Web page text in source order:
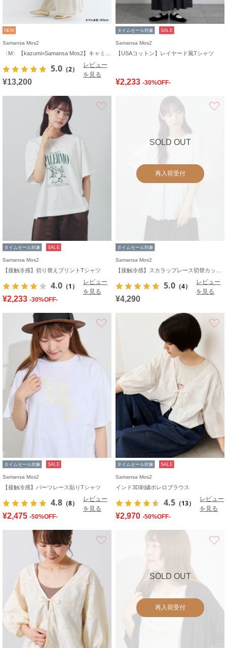
NEW
Samansa Mos2
5.0 （2）
レビュー
を見る
¥13,200
タイムセール対象 SALE
Samansa Mos2
【USAコットン】レイヤード風Tシャツ
¥2,233 -30%OFF-
タイムセール対象 SALE
Samansa Mos2
【接触冷感】切り替えプリントTシャツ
4.0 （1）
レビュー
を見る
¥2,233 -30%OFF-
SOLD OUT
再入荷受付
タイムセール対象
Samansa Mos2
5.0 （4）
レビュー
を見る
¥4,290
タイムセール対象 SALE
Samansa Mos2
【接触冷感】パーツレース貼りTシャツ
4.8 （8）
レビュー
を見る
¥2,475 -50%OFF-
タイムセール対象 SALE
Samansa Mos2
インド3D刺繍ボレロブラウス
4.5 （13）
レビュー
を見る
¥2,970 -50%OFF-
SOLD OUT
再入荷受付